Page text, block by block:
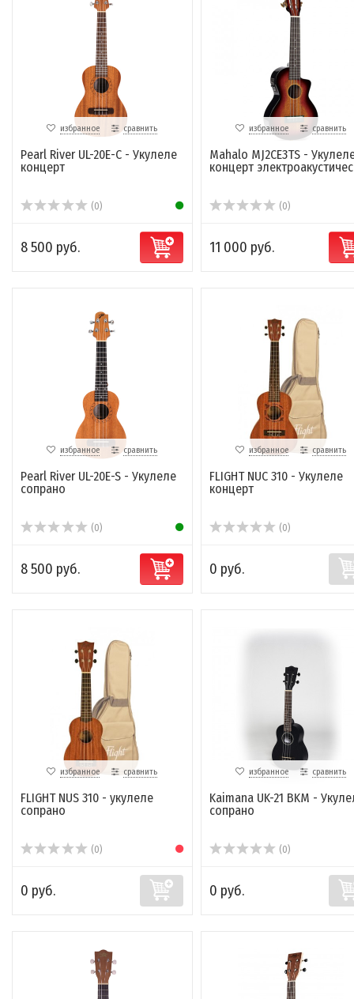
избранное сравнить
Pearl River UL-20E-C - Укулеле
концерт
(0)
8 500 руб.
избранное сравнить
Mahalo MJ2CE3TS -
концерт
(0)
11 000 руб.
избранное сравнить
Pearl River UL-20E-S - Укулеле
сопрано
(0)
8 500 руб.
избранное сравнить
FLIGHT NUC 310 - Укулеле
концерт
(0)
0 руб.
избранное сравнить
FLIGHT NUS 310 - укулеле
сопрано
(0)
0 руб.
избранное сравнить
Kaimana UK-21 BKM -
сопрано
(0)
0 руб.